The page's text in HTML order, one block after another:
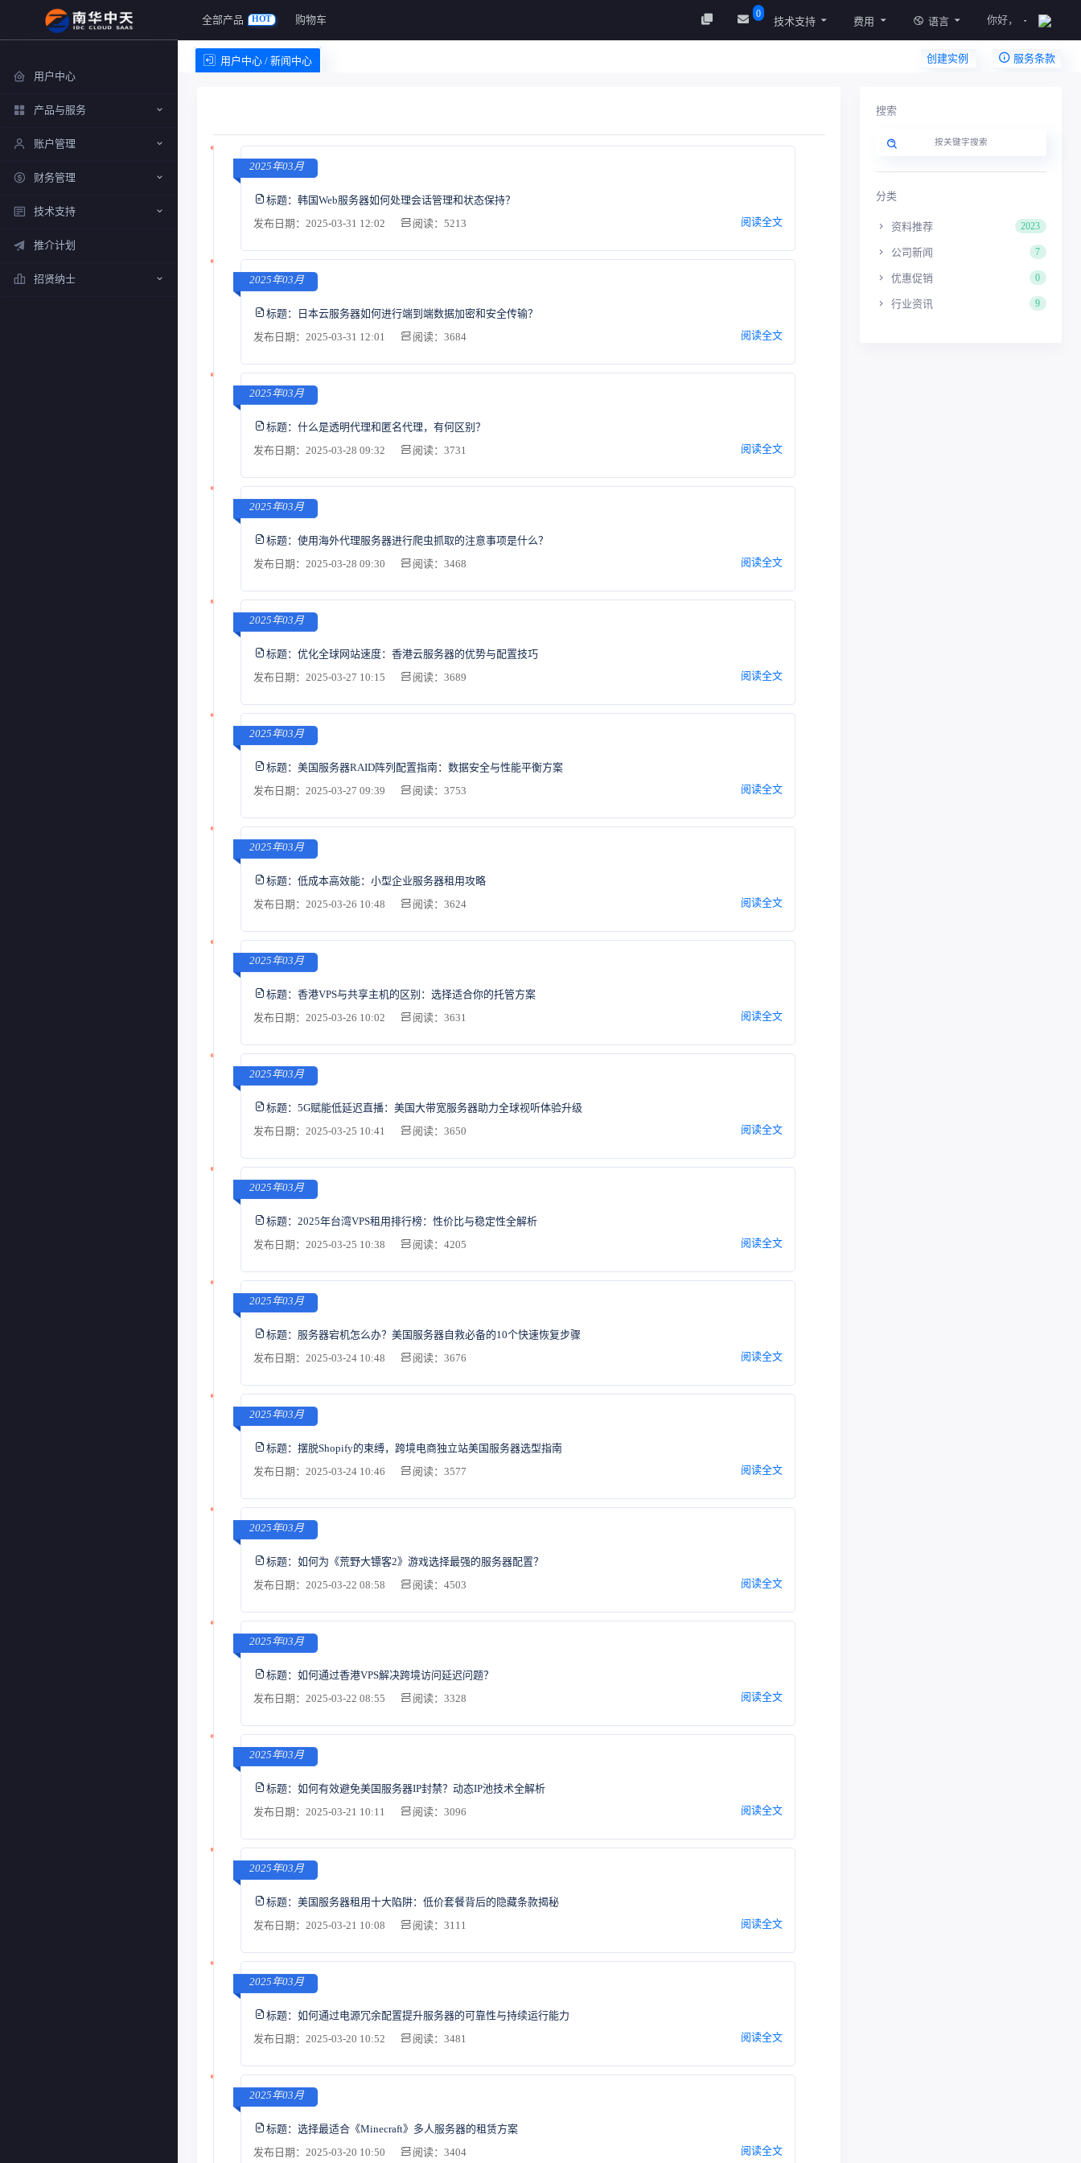
全部产品 HOT 购物车 0
技术支持 费用 语言 你好，
用户中心 / 新闻中心 创建实例
服务条款
用户中心
产品与服务
账户管理
财务管理
技术支持
推介计划
招贤纳士
2025年03月
标题： 韩国Web服务器如何处理会话管理和状态保持？
发布日期：2025-03-31 12:02
阅读：5213 阅读全文
2025年03月
标题：
日本云服务器如何进行端到端数据加密和安全传输？
发布日期：2025-03-31 12:01
阅读：3684 阅读全文
2025年03月
标题： 什么是透明代理和匿名代理，有何区别？
发布日期：2025-03-28 09:32
阅读：3731 阅读全文
2025年03月
标题： 使用海外代理服务器进行爬虫抓取的注意事项是什么？
发布日期：2025-03-28 09:30
阅读：3468 阅读全文
2025年03月
标题： 优化全球网站速度：香港云服务器的优势与配置技巧
发布日期：2025-03-27 10:15
阅读：3689 阅读全文
2025年03月
标题： 美国服务器RAID阵列配置指南：数据安全与性能平衡方案
发布日期：2025-03-27 09:39
阅读：3753 阅读全文
2025年03月
标题： 低成本高效能：小型企业服务器租用攻略
发布日期：2025-03-26 10:48
阅读：3624 阅读全文
2025年03月
标题： 香港VPS与共享主机的区别：选择适合你的托管方案
发布日期：2025-03-26 10:02
阅读：3631 阅读全文
2025年03月
标题： 5G赋能低延迟直播：美国大带宽服务器助力全球视听体验升级
发布日期：2025-03-25 10:41
阅读：3650 阅读全文
2025年03月
标题： 2025年台湾VPS租用排行榜：性价比与稳定性全解析
发布日期：2025-03-25 10:38
阅读：4205 阅读全文
2025年03月
标题： 服务器宕机怎么办？美国服务器自救必备的10个快速恢复步骤
发布日期：2025-03-24 10:48
阅读：3676 阅读全文
2025年03月
标题： 摆脱Shopify的束缚，跨境电商独立站美国服务器选型指南
发布日期：2025-03-24 10:46
阅读：3577 阅读全文
2025年03月
标题： 如何为《荒野大镖客2》游戏选择最强的服务器配置？
发布日期：2025-03-22 08:58
阅读：4503 阅读全文
2025年03月
标题： 如何通过香港VPS解决跨境访问延迟问题？
发布日期：2025-03-22 08:55
阅读：3328 阅读全文
2025年03月
标题： 如何有效避免美国服务器IP封禁？动态IP池技术全解析
发布日期：2025-03-21 10:11
阅读：3096 阅读全文
2025年03月
标题： 美国服务器租用十大陷阱：低价套餐背后的隐藏条款揭秘
发布日期：2025-03-21 10:08
阅读：3111 阅读全文
2025年03月
标题： 如何通过电源冗余配置提升服务器的可靠性与持续运行能力
发布日期：2025-03-20 10:52
阅读：3481 阅读全文
2025年03月
标题： 选择最适合《Minecraft》多人服务器的租赁方案
发布日期：2025-03-20 10:50
阅读：3404 阅读全文
搜索
分类
资料推荐 2023
公司新闻 7
优惠促销 0
行业资讯 9